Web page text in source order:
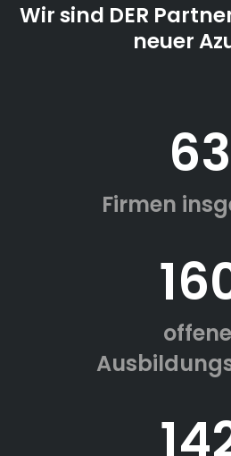
Wir sind DER
neuer
63
Firmen
offene